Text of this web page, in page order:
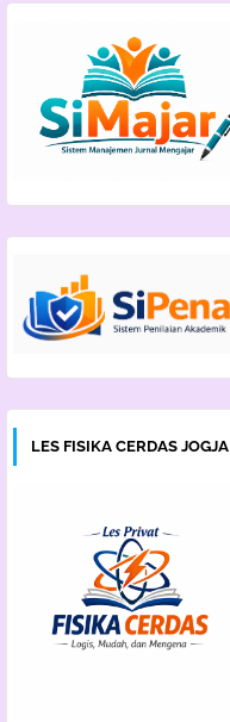
LES FISIKA CERDAS JOGJA